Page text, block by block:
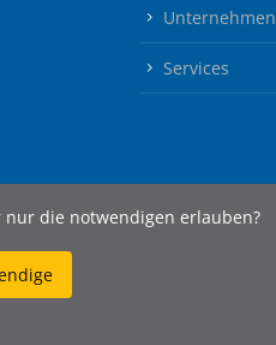
Unternehmen
Services
nur die notwendigen erlauben?